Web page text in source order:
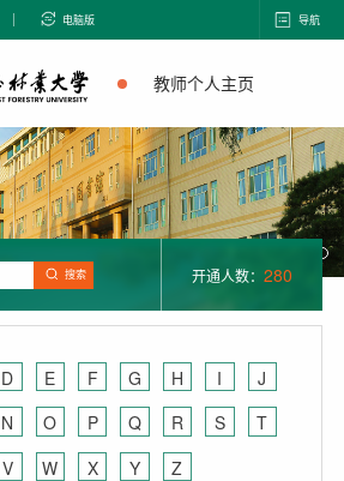
电脑版 导航
教师个人主页
搜索 开通人数： 280
D E F G H I
J
N O P Q R S
T
V W X Y Z